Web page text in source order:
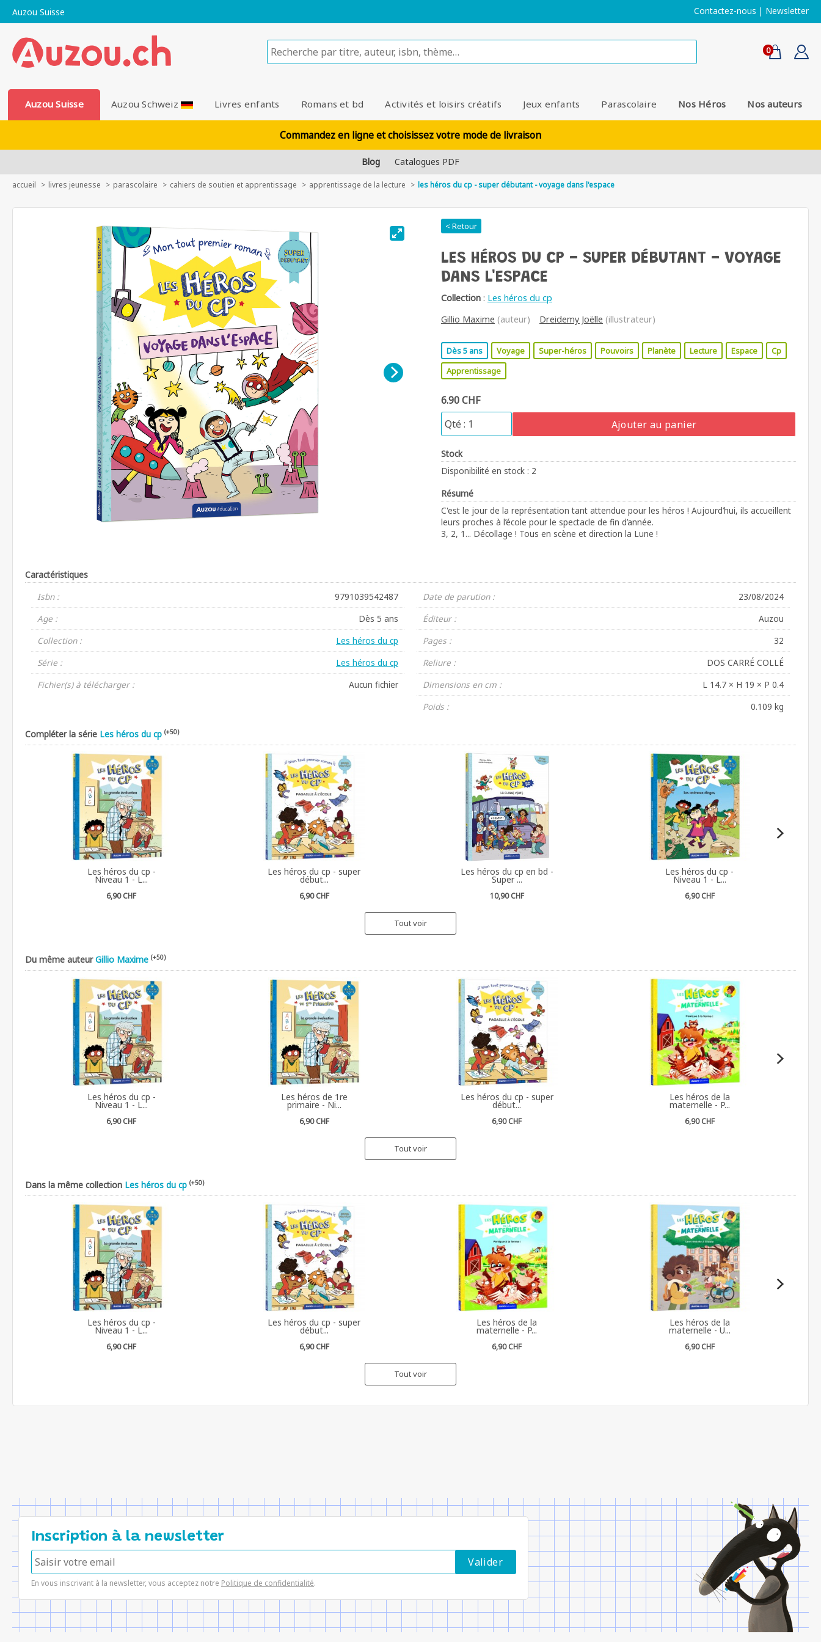
Auzou Suisse Contactez-nous | Newsletter
0
Auzou Suisse Auzou Schweiz Livres enfants Romans et bd Activités et loisirs créatifs Jeux enfants Parascolaire Nos Héros Nos auteurs
Commandez en ligne et choisissez votre mode de livraison
Blog Catalogues PDF
accueil livres jeunesse parascolaire cahiers de soutien et apprentissage apprentissage de la lecture les héros du cp - super débutant - voyage dans l'espace
< Retour
LES HÉROS DU CP - SUPER DÉBUTANT - VOYAGE
DANS L'ESPACE
Collection : Les héros du cp
Gillio Maxime (auteur) Dreidemy Joëlle (illustrateur)
Dès 5 ans Voyage Super-héros Pouvoirs Planète Lecture Espace
Cp
Apprentissage
6.90 CHF
Ajouter au panier
Stock
Disponibilité en stock : 2
Résumé
C'est le jour de la représentation tant attendue pour les héros ! Aujourd’hui, ils accueillent
leurs proches à l’école pour le spectacle de fin d’année.
3, 2, 1... Décollage ! Tous en scène et direction la Lune !
Caractéristiques
Isbn :
9791039542487
Age :
Dès 5 ans
Collection :
Les héros du cp
Série :
Les héros du cp
Fichier(s) à télécharger :
Aucun fichier
Date de parution :
23/08/2024
Éditeur :
Auzou
Pages :
32
Reliure :
DOS CARRÉ COLLÉ
Dimensions en cm :
L 14.7 × H 19 × P 0.4
Poids :
0.109 kg
Compléter la série Les héros du cp (+50)
Les héros du cp -
Niveau 1 - L...
6,90 CHF
Les héros du cp - super
début...
6,90 CHF
Les héros du cp en bd -
Super ...
10,90 CHF
Les héros du cp -
Niveau 1 - L...
6,90 CHF
Tout voir
Du même auteurGillio Maxime (+50)
Les héros du cp -
Niveau 1 - L...
6,90 CHF
Les héros de 1re
primaire - Ni...
6,90 CHF
Les héros du cp - super
début...
6,90 CHF
Les héros de la
maternelle - P...
6,90 CHF
Tout voir
Dans la même collection Les héros du cp (+50)
Les héros du cp -
Niveau 1 - L...
6,90 CHF
Les héros du cp - super
début...
6,90 CHF
Les héros de la
maternelle - P...
6,90 CHF
Les héros de la
maternelle - U...
6,90 CHF
Tout voir
Inscription à la newsletter
En vous inscrivant à la newsletter, vous acceptez notre Politique de confidentialité.